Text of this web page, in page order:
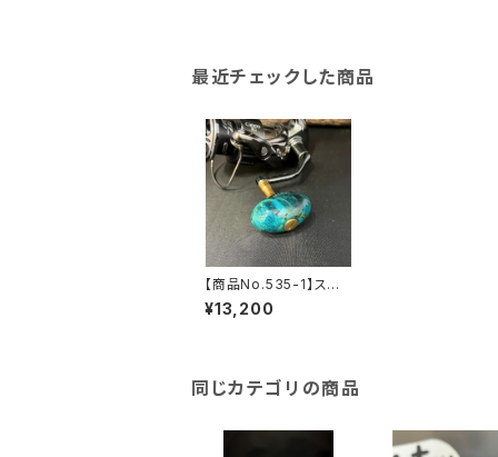
最近チェックした商品
【商品No.535-1】スタ
ビ Cocoon Knob オ
ーシャンブルー系
¥13,200
同じカテゴリの商品